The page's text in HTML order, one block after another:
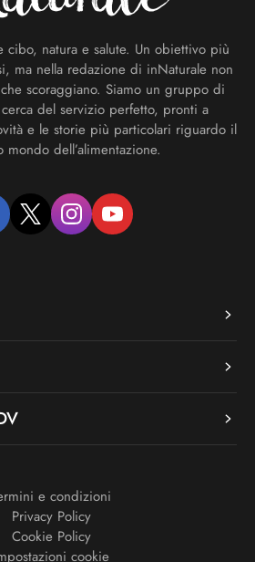
cibo, natura e salute. Un obiettivo più
ma nella redazione di inNaturale non
scoraggiano. Siamo un gruppo di
del servizio perfetto, pronti a
e le storie più particolari riguardo il
mondo dell’alimentazione.
twitter instagramyoutube
e condizioni
Privacy Policy
Cookie Policy
cookie